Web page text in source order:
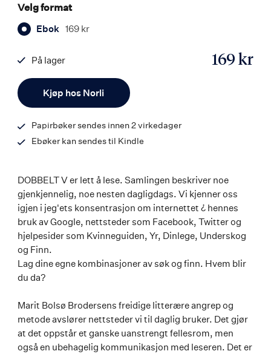
Velg format
Ebok 169 kr
Kjøp hos Norli
169 kr
På lager
9788203360732
Papirbøker sendes innen 2 virkedager
Ebøker kan sendes til Kindle
DOBBELT V er lett å lese. Samlingen beskriver noe
gjenkjennelig, noe nesten dagligdags. Vi kjenner oss
igjen i jeg'ets konsentrasjon om internettet ¿ hennes
bruk av Google, nettsteder som Facebook, Twitter og
hjelpesider som Kvinneguiden, Yr, Dinlege, Underskog
og Finn.
Lag dine egne kombinasjoner av søk og finn. Hvem blir
du da?
Marit Bolsø Brodersens freidige litterære angrep og
metode avslører nettsteder vi til daglig bruker. Det gjør
at det oppstår et ganske uanstrengt fellesrom, men
også en ubehagelig kommunikasjon med leseren. Det er